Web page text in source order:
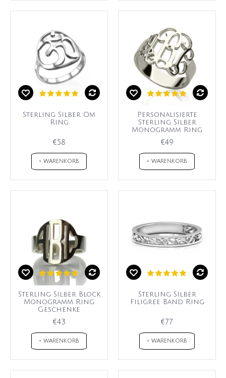
Sterling Silber Om
Ring
€58
+ WARENKORB
Personalisierte
Sterling Silber
Monogramm Ring
€49
+ WARENKORB
Sterling Silber Block
Monogramm Ring
Geschenke
€43
+ WARENKORB
Sterling Silber
Filigree Band Ring
€77
+ WARENKORB